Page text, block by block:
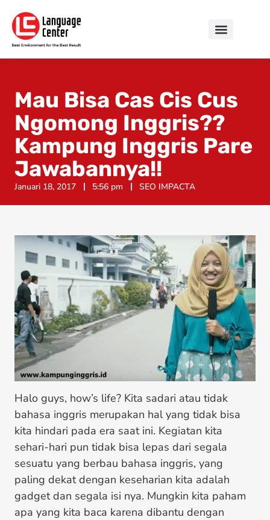
Mau Bisa Cas Cis Cus
Ngomong Inggris??
Kampung Inggris Pare
Jawabannya!!
Januari 18, 2017 5:56 pm SEO IMPACTA
Halo guys, how’s life? Kita sadari atau tidak
bahasa inggris merupakan hal yang tidak bisa
kita hindari pada era saat ini. Kegiatan kita
sehari-hari pun tidak bisa lepas dari segala
sesuatu yang berbau bahasa inggris, yang
paling dekat dengan keseharian kita adalah
gadget dan segala isi nya. Mungkin kita paham
apa yang kita baca karena dibantu dengan